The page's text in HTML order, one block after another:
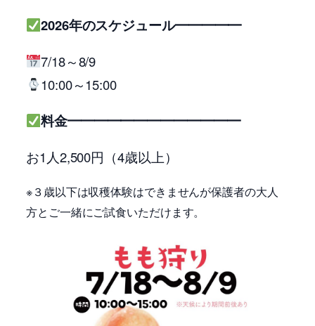
2026年のスケジュール━━━━━
7/18～8/9
10:00～15:00
料金━━━━━━━━━━━━━
お1人2,500円（4歳以上）
※３歳以下は収穫体験はできませんが保護者の大人
方とご一緒にご試食いただけます。